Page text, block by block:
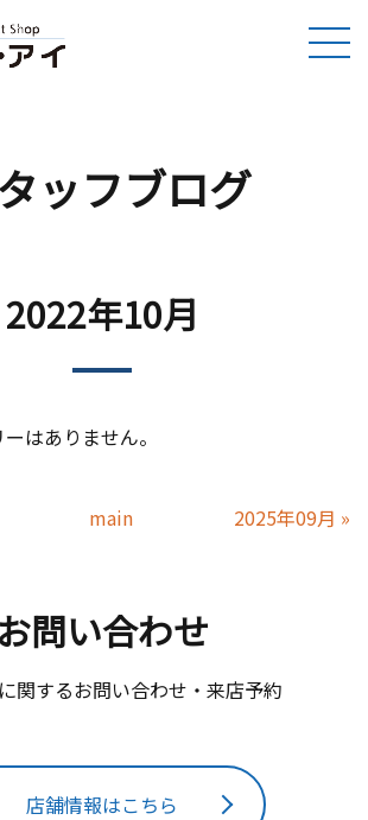
ッフブログ
2022年10月
はありません。
main 2025年09月 »
お問い合わせ
関するお問い合わせ・来店予約
店舗情報はこちら